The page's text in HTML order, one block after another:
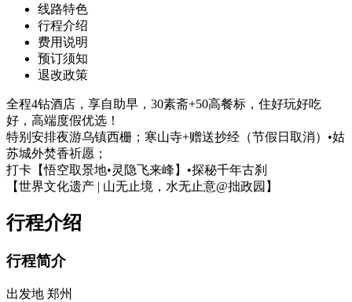
线路特色
行程介绍
费用说明
预订须知
退改政策
全程4钻酒店，享自助早，30素斋+50高餐标，住好玩好吃
好，高端度假优选！
特别安排夜游乌镇西栅；寒山寺+赠送抄经（节假日取消）•姑
苏城外焚香祈愿；
打卡【悟空取景地•灵隐飞来峰】•探秘千年古刹
【世界文化遗产 | 山无止境，水无止意@拙政园】
行程介绍
行程简介
出发地 郑州